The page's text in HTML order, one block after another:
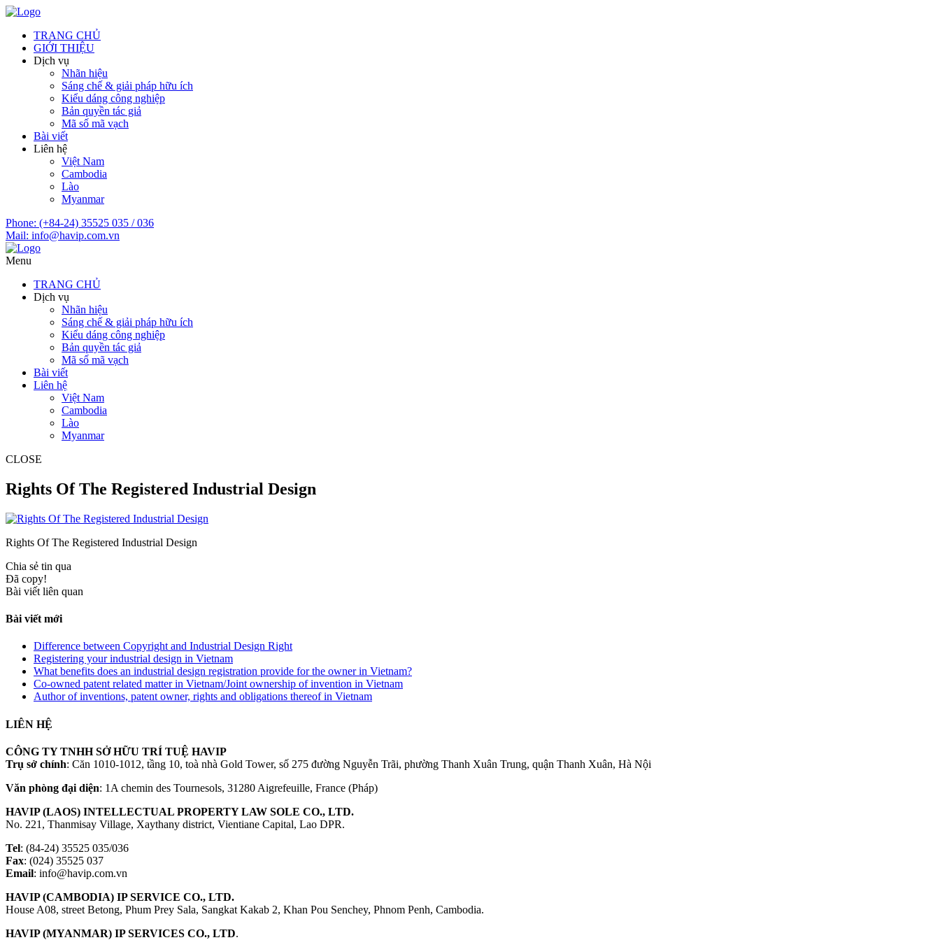
TRANG CHỦ
GIỚI THIỆU
Dịch vụ
Nhãn hiệu
Sáng chế & giải pháp hữu ích
Kiểu dáng công nghiệp
Bản quyền tác giả
Mã số mã vạch
Bài viết
Liên hệ
Việt Nam
Cambodia
Lào
Myanmar
Phone: (+84-24) 35525 035 / 036
Mail: info@havip.com.vn
Menu
TRANG CHỦ
Dịch vụ
Nhãn hiệu
Sáng chế & giải pháp hữu ích
Kiểu dáng công nghiệp
Bản quyền tác giả
Mã số mã vạch
Bài viết
Liên hệ
Việt Nam
Cambodia
Lào
Myanmar
CLOSE
Rights Of The Registered Industrial Design
Rights Of The Registered Industrial Design
Chia sẻ tin qua
Đã copy!
Bài viết liên quan
Bài viết mới
Difference between Copyright and Industrial Design Right
Registering your industrial design in Vietnam
What benefits does an industrial design registration provide for the owner in Vietnam?
Co-owned patent related matter in Vietnam/Joint ownership of invention in Vietnam
Author of inventions, patent owner, rights and obligations thereof in Vietnam
LIÊN HỆ
CÔNG TY TNHH SỞ HỮU TRÍ TUỆ HAVIP
Trụ sở chính: Căn 1010-1012, tầng 10, toà nhà Gold Tower, số 275 đường Nguyễn Trãi, phường Thanh Xuân Trung, quận Thanh Xuân, Hà Nội
Văn phòng đại diện: 1A chemin des Tournesols, 31280 Aigrefeuille, France (Pháp)
HAVIP (LAOS) INTELLECTUAL PROPERTY LAW SOLE CO., LTD.
No. 221, Thanmisay Village, Xaythany district, Vientiane Capital, Lao DPR.
Tel: (84-24) 35525 035/036
Fax: (024) 35525 037
Email: info@havip.com.vn
HAVIP (CAMBODIA) IP SERVICE CO., LTD.
House A08, street Betong, Phum Prey Sala, Sangkat Kakab 2, Khan Pou Senchey, Phnom Penh, Cambodia.
HAVIP (MYANMAR) IP SERVICES CO., LTD.